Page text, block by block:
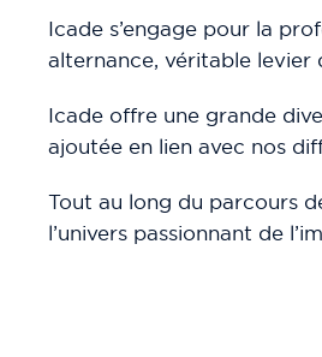
Icade s’engage pour la
alternance, véritable levier
Icade offre une grande
ajoutée en lien avec nos
Tout au long du parcours
l’univers passionnant de